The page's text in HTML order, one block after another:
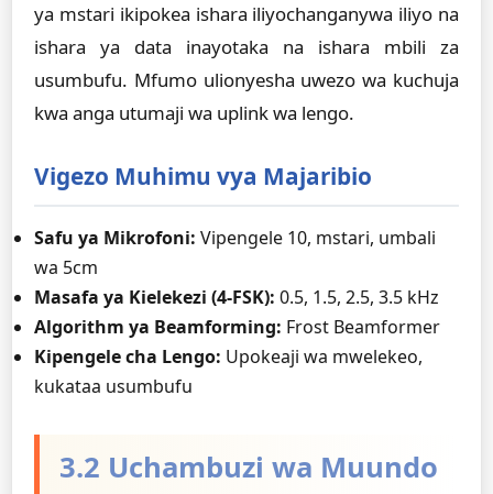
ya mstari ikipokea ishara iliyochanganywa iliyo na
ishara ya data inayotaka na ishara mbili za
usumbufu. Mfumo ulionyesha uwezo wa kuchuja
kwa anga utumaji wa uplink wa lengo.
Vigezo Muhimu vya Majaribio
Safu ya Mikrofoni: Vipengele 10, mstari, umbali
wa 5cm
Masafa ya Kielekezi (4-FSK): 0.5, 1.5, 2.5, 3.5 kHz
Algorithm ya Beamforming: Frost Beamformer
Kipengele cha Lengo: Upokeaji wa mwelekeo,
kukataa usumbufu
3.2 Uchambuzi wa Muundo